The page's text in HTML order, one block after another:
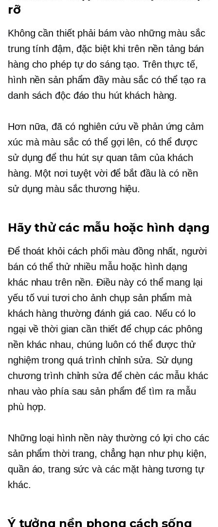
rỡ
Không cần thiết phải bám vào những màu sắc
trung tính đậm, đặc biệt khi trên nền tảng bán
hàng cho phép tự do sáng tạo. Trên thực tế,
hình nền sản phẩm đầy màu sắc có thể tạo ra
danh sách độc đáo thu hút khách hàng.
Hơn nữa, đã có nghiên cứu về phản ứng cảm
xúc mà màu sắc có thể gợi lên, có thể được
sử dụng để thu hút sự quan tâm của khách
hàng. Một nơi tuyệt vời để bắt đầu là có nền
sử dụng màu sắc thương hiệu.
Hãy thử các mẫu hoặc hình dạng
Để thoát khỏi cách phối màu đồng nhất, người
bán có thể thử nhiều mẫu hoặc hình dạng
khác nhau trên nền. Điều này có thể mang lại
yếu tố vui tươi cho ảnh chụp sản phẩm mà
khách hàng thường đánh giá cao. Nếu có lo
ngại về thời gian cần thiết để chụp các phông
nền khác nhau, chúng luôn có thể được thử
nghiệm trong quá trình chỉnh sửa. Sử dụng
chương trình chỉnh sửa để chèn các mẫu khác
nhau vào phía sau sản phẩm để tìm ra mẫu
phù hợp.
Những loại hình nền này thường có lợi cho các
sản phẩm thời trang, chẳng hạn như phụ kiện,
quần áo, trang sức và các mặt hàng tương tự
khác.
Ý tưởng nền phong cách sống